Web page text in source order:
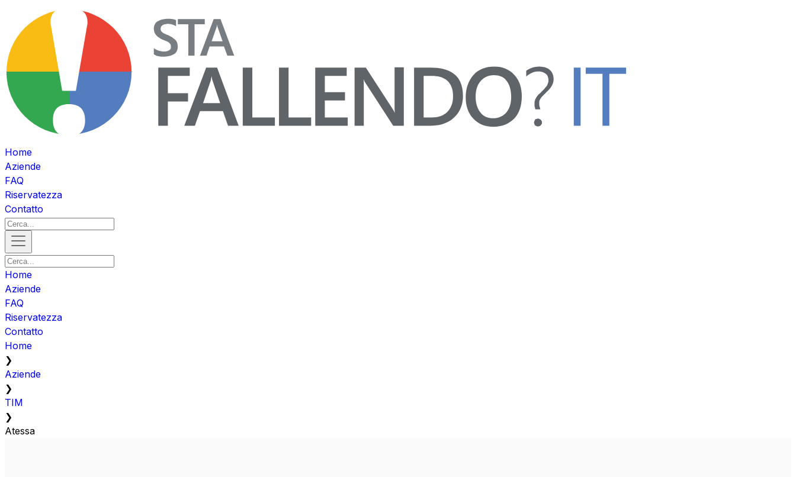
Home
Aziende
FAQ
Riservatezza
Contatto
Home
Aziende
FAQ
Riservatezza
Contatto
Home
❯
Aziende
❯
TIM
❯
Atessa